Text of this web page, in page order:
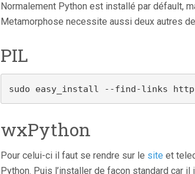
Normalement Python est installé par défault,
Metamorphose necessite aussi deux autres
PIL
sudo easy_install --find-links
wxPython
Pour celui-ci il faut se rendre sur le site et
Python. Puis l’installer de façon standard car il